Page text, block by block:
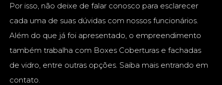
Por isso, não deixe de falar conosco para esclarecer
cada uma de suas dúvidas com nossos funcionários.
Além do que já foi apresentado, o empreendimento
também trabalha com Boxes Coberturas e fachadas
de vidro, entre outras opções. Saiba mais entrando em
contato.